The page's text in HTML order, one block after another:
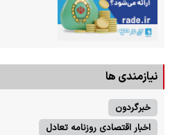
نیازمندی ها
خبرگردون
اخبار اقتصادی روزنامه تعادل